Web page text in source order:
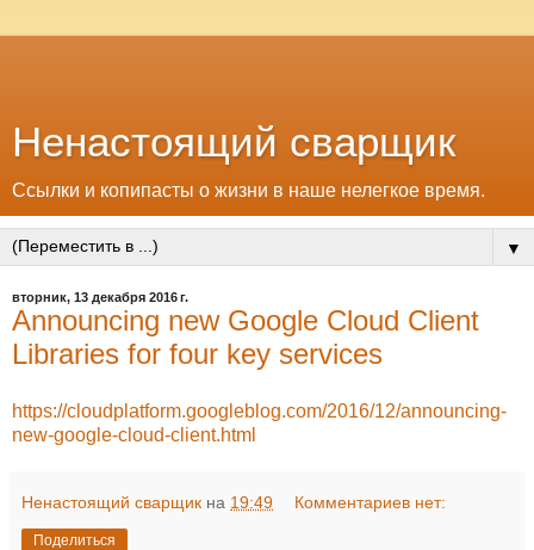
Ненастоящий сварщик
Ссылки и копипасты о жизни в наше нелегкое время.
▼
вторник, 13 декабря 2016 г.
Announcing new Google Cloud Client
Libraries for four key services
https://cloudplatform.googleblog.com/2016/12/announcing-
new-google-cloud-client.html
Ненастоящий сварщик на 19:49 Комментариев нет:
Поделиться